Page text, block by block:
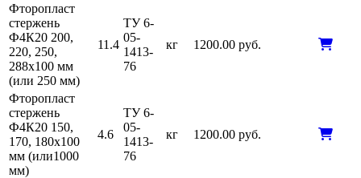
Фторопласт
стержень
Ф4К20 200,
220, 250,
288х100 мм
(или 250 мм)
11.4
ТУ 6-
05-
1413-
76
кг 1200.00 руб.
Фторопласт
стержень
Ф4К20 150,
170, 180х100
мм (или1000
мм)
4.6
ТУ 6-
05-
1413-
76
кг 1200.00 руб.